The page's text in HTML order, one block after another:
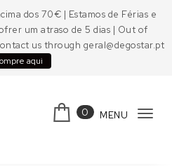
dos 70€ | Estamos de Férias e
um atraso de 5 dias | Out of
us through geral@degostar.pt
aqui
0 MENU